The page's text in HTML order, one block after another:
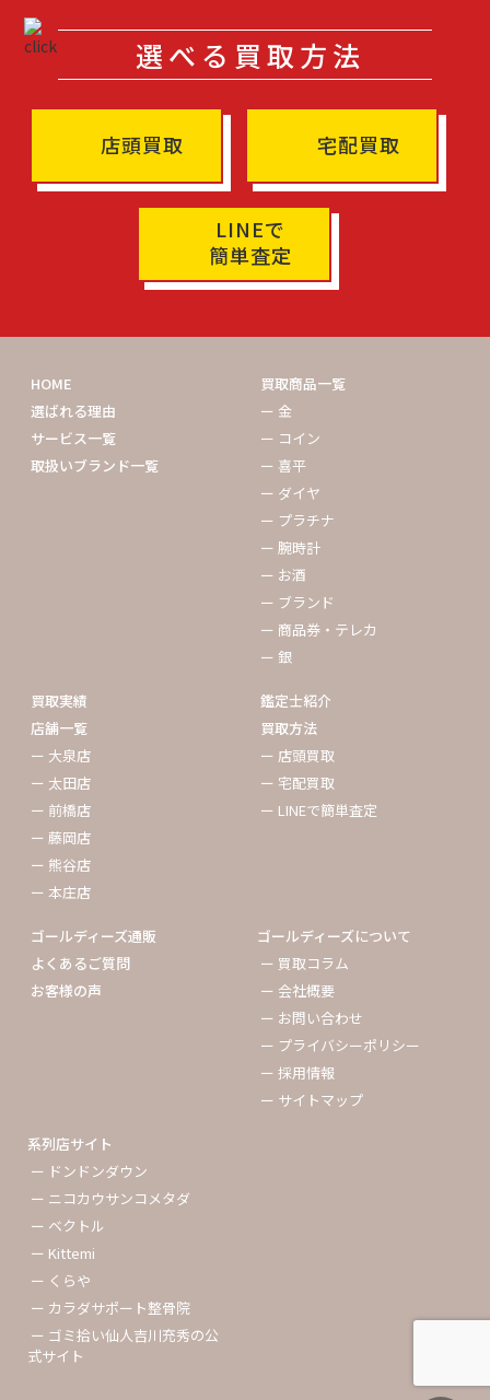
選べる買取方法
店頭買取 宅配買取
LINEで
簡単査定
HOME
選ばれる理由
サービス一覧
取扱いブランド一覧
買取商品一覧
ー 金
ー コイン
ー 喜平
ー ダイヤ
ー プラチナ
ー 腕時計
ー お酒
ー ブランド
ー 商品券・テレカ
ー 銀
買取実績
店舗一覧
ー 大泉店
ー 太田店
ー 前橋店
ー 藤岡店
ー 熊谷店
ー 本庄店
鑑定士紹介
買取方法
ー 店頭買取
ー 宅配買取
ー LINEで簡単査定
ゴールディーズ通販
よくあるご質問
お客様の声
ゴールディーズについて
ー 買取コラム
ー 会社概要
ー お問い合わせ
ー プライバシーポリシー
ー 採用情報
ー サイトマップ
系列店サイト
ー ドンドンダウン
ー ニコカウサンコメタダ
ー ベクトル
ー Kittemi
ー くらや
ー カラダサポート整骨院
ー ゴミ拾い仙人吉川充秀の公
式サイト